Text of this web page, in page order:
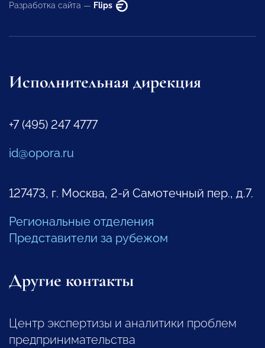
Разработка сайта — Flips
Исполнительная дирекция
+7 (495) 247 4777
id@opora.ru
127473, г. Москва, 2-й Самотечный пер., д.7.
Региональные отделения
Представители за рубежом
Другие контакты
Центр экспертизы и аналитики проблем
предпринимательства